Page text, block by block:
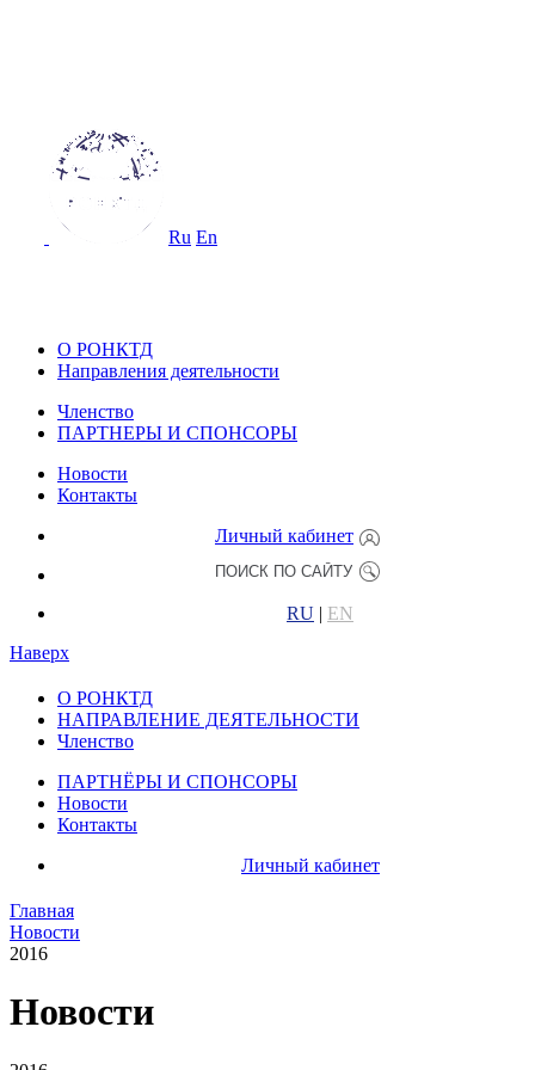
Ru En
О РОНКТД
Направления деятельности
Членство
ПАРТНЕРЫ И СПОНСОРЫ
Новости
Контакты
Личный кабинет
RU | EN
Наверх
О РОНКТД
НАПРАВЛЕНИЕ ДЕЯТЕЛЬНОСТИ
Членство
ПАРТНЁРЫ И СПОНСОРЫ
Новости
Контакты
Личный кабинет
Главная
Новости
2016
Новости